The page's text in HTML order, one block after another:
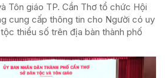
Tôn giáo TP. Cần Thơ tổ chức Hội
cung cấp thông tin cho Người có uy
thiểu số trên địa bàn thành phố